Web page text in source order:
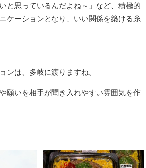
と思っているんだよね～」など、積極的
ケーションとなり、いい関係を築ける糸
ンは、多岐に渡りますね。
願いを相手が聞き入れやすい雰囲気を作